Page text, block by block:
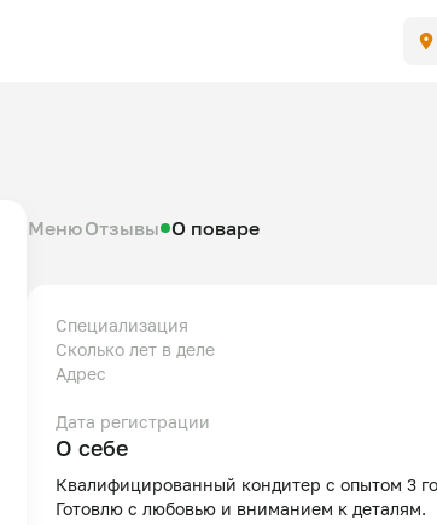
МенюОтзывы О поваре
Специализация
Сколько лет в деле
Адрес
Дата регистрации
О себе
Квалифицированный кондитер с опытом 3
Готовлю с любовью и вниманием к деталям.